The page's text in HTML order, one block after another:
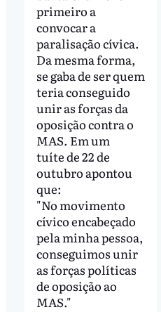
primeiro a
convocar a
paralisação cívica.
Da mesma forma,
se gaba de ser quem
teria conseguido
unir as forças da
oposição contra o
MAS. Em um
tuíte de 22 de
outubro apontou
que:
"No movimento
cívico encabeçado
pela minha pessoa,
conseguimos unir
as forças políticas
de oposição ao
MAS."